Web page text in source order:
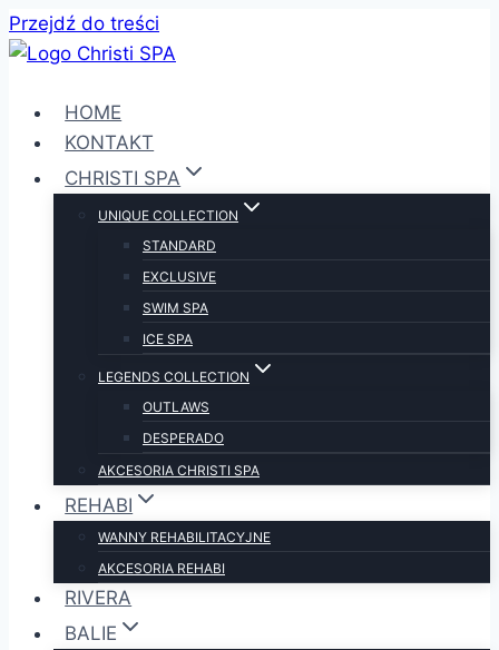
Przejdź do treści
HOME
KONTAKT
CHRISTI SPA
UNIQUE COLLECTION
STANDARD
EXCLUSIVE
SWIM SPA
ICE SPA
LEGENDS COLLECTION
OUTLAWS
DESPERADO
AKCESORIA CHRISTI SPA
REHABI
WANNY REHABILITACYJNE
AKCESORIA REHABI
RIVERA
BALIE